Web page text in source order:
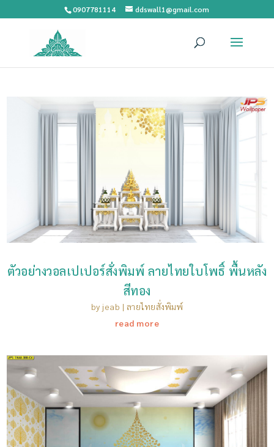
0907781114 ddswall1@gmail.com
ตัวอย่างวอลเปเปอร์สั่งพิมพ์ ลายไทยใบโพธิ์ พื้นหลัง
สีทอง
by jeab | ลายไทยสั่งพิมพ์
read more